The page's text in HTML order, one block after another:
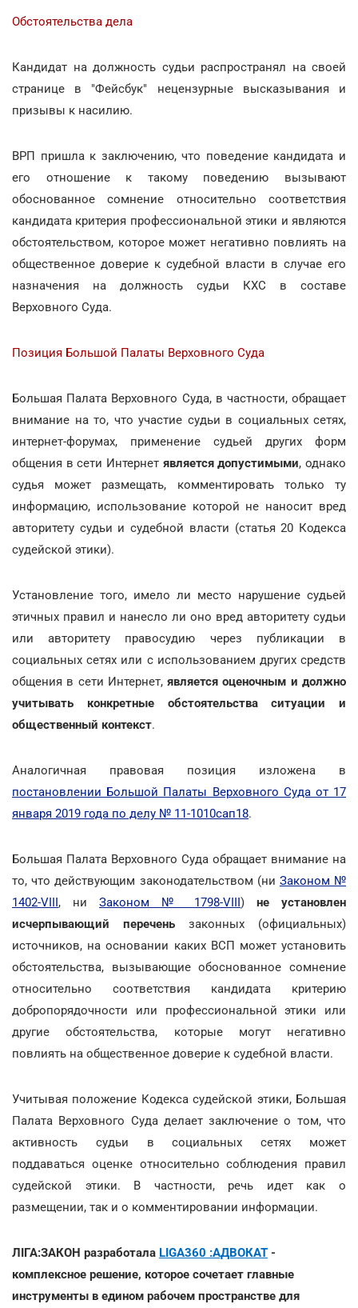
Обстоятельства дела
Кандидат на должность судьи распространял на своей
странице в "Фейсбук" нецензурные высказывания и
призывы к насилию.
ВРП пришла к заключению, что поведение кандидата и
его отношение к такому поведению вызывают
обоснованное сомнение относительно соответствия
кандидата критерия профессиональной этики и являются
обстоятельством, которое может негативно повлиять на
общественное доверие к судебной власти в случае его
назначения на должность судьи КХС в составе
Верховного Суда.
Позиция Большой Палаты Верховного Суда
Большая Палата Верховного Суда, в частности, обращает
внимание на то, что участие судьи в социальных сетях,
интернет-форумах, применение судьей других форм
общения в сети Интернет является допустимыми, однако
судья может размещать, комментировать только ту
информацию, использование которой не наносит вред
авторитету судьи и судебной власти (статья 20 Кодекса
судейской этики).
Установление того, имело ли место нарушение судьей
этичных правил и нанесло ли оно вред авторитету судьи
или авторитету правосудию через публикации в
социальных сетях или с использованием других средств
общения в сети Интернет,является оценочным и должно
учитывать конкретные обстоятельства ситуации и
общественный контекст.
Аналогичная правовая позиция изложена в
постановлении Большой Палаты Верховного Суда от 17
января 2019 года по делу № 11-1010сап18.
Большая Палата Верховного Суда обращает внимание на
то, что действующим законодательством (ни Законом №
1402-VIII, ни Законом № 1798-VIII) не установлен
исчерпывающий перечень законных (официальных)
источников, на основании каких ВСП может установить
обстоятельства, вызывающие обоснованное сомнение
относительно соответствия кандидата критерию
добропорядочности или профессиональной этики или
другие обстоятельства, которые могут негативно
повлиять на общественное доверие к судебной власти.
Учитывая положение Кодекса судейской этики, Большая
Палата Верховного Суда делает заключение о том, что
активность судьи в социальных сетях может
поддаваться оценке относительно соблюдения правил
судейской этики. В частности, речь идет как о
размещении, так и о комментировании информации.
ЛІГА:ЗАКОН разработала LIGA360 :АДВОКАТ -
комплексное решение, которое сочетает главные
инструменты в едином рабочем пространстве для